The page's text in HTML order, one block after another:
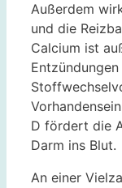
Außerdem
und die
Calcium ist
D fördert die
Darm ins Blut.
An einer